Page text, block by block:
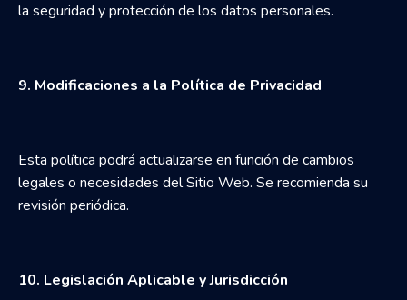
la seguridad y protección de los datos personales.
9. Modificaciones a la Política de Privacidad
Esta política podrá actualizarse en función de cambios
legales o necesidades del Sitio Web. Se recomienda su
revisión periódica.
10. Legislación Aplicable y Jurisdicción